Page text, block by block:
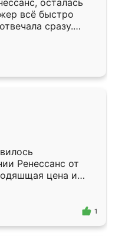
осталась
всё быстро
сразу.
подошёл к
Собрали
аккуратно, даже
Ренессанс от
цена и
Приехавший
самый
1